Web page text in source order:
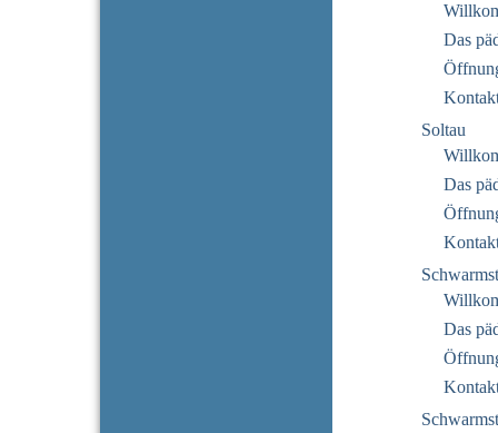
Das
Soltau
Das
Das